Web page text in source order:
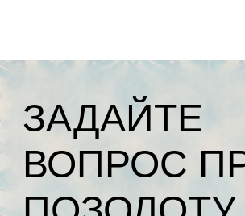
НАШИМ
МАСТЕРАМ
Оставьте свои контакты — наш мастер
ответит вам в ближайшее время